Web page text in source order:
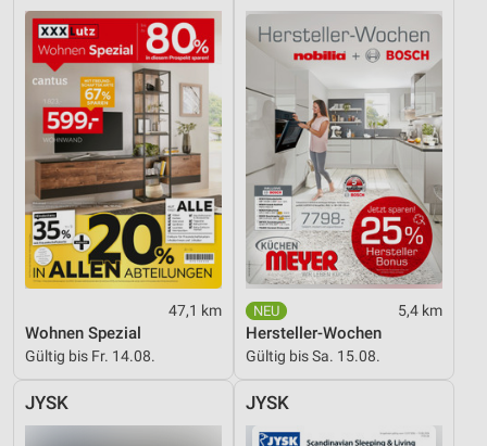
47,1 km
Wohnen Spezial
Gültig bis Fr. 14.08.
5,4 km
Hersteller-Wochen
Gültig bis Sa. 15.08.
JYSK JYSK